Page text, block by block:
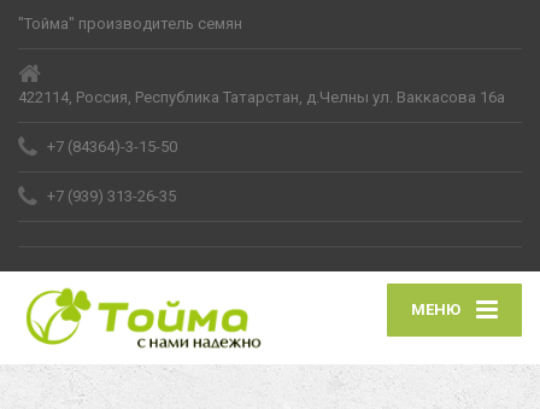
"Тойма" производитель семян
422114, Россия, Республика Татарстан, д.Челны ул. Ваккасова 16а
+7 (84364)-3-15-50
+7 (939) 313-26-35
МЕНЮ